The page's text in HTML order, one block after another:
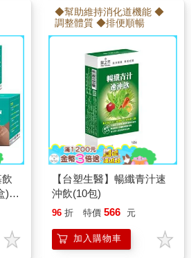
飲
) 5
◆幫助維持消化道機能 ◆
調整體質 ◆排便順暢
【台塑生醫】暢纖青汁速
沖飲(10包)
96 折 特價 566 元
加入購物車